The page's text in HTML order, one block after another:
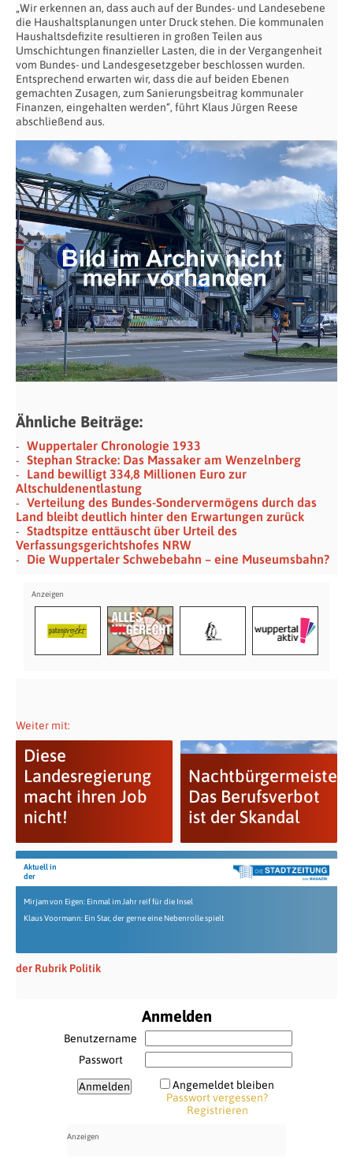
„Wir erkennen an, dass auch auf der Bundes- und Landesebene
die Haushaltsplanungen unter Druck stehen. Die kommunalen
Haushaltsdefizite resultieren in großen Teilen aus
Umschichtungen finanzieller Lasten, die in der Vergangenheit
vom Bundes- und Landesgesetzgeber beschlossen wurden.
Entsprechend erwarten wir, dass die auf beiden Ebenen
gemachten Zusagen, zum Sanierungsbeitrag kommunaler
Finanzen, eingehalten werden“, führt Klaus Jürgen Reese
abschließend aus.
Ähnliche Beiträge:
Wuppertaler Chronologie 1933
Stephan Stracke: Das Massaker am Wenzelnberg
Land bewilligt 334,8 Millionen Euro zur
Altschuldenentlastung
Verteilung des Bundes-Sondervermögens durch das
Land bleibt deutlich hinter den Erwartungen zurück
Stadtspitze enttäuscht über Urteil des
Verfassungsgerichtshofes NRW
Die Wuppertaler Schwebebahn – eine Museumsbahn?
Weiter mit:
Diese
Landesregierung
macht ihren Job
nicht!
Nachtbürgermeister:
Das Berufsverbot
ist der Skandal
Aktuell in
der
Mirjam von Eigen: Einmal im Jahr reif für die Insel
Klaus Voormann: Ein Star, der gerne eine Nebenrolle spielt
der Rubrik Politik
Anmelden
Benutzername
Passwort
Angemeldet bleiben
Passwort vergessen?
Registrieren